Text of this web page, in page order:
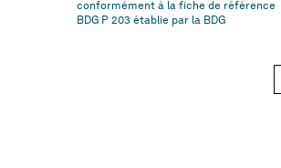
conformément à la fiche de référence
BDG P 203 établie par la BDG